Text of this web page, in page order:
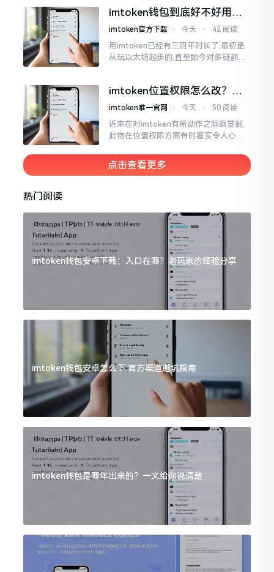
睹过非常多的人
imtoken钱包到底好不好用？
老玩家说说真实体验
imtoken官方下载 ⋅ 今天 ⋅ 42 阅读
用imtoken已经有三四年时长了,最初是
从玩以太坊起步的,直至如今对多链都有
imtoken位置权限怎么改？手
把手教你搞定
imtoken唯一官网 ⋅ 今天 ⋅ 50 阅读
近来在对imtoken有所动作之际察觉到,
此物在位置权限方面有时着实令人心生
障情况,致使我呈现出一脸茫然不知所措
的模样
点击查看更多
热门阅读
imtoken钱包安卓下载：入口在哪？老玩家的经验分享
imtoken钱包安卓怎么下 官方渠道避坑指南
imtoken钱包是哪年出来的？一文给你说清楚